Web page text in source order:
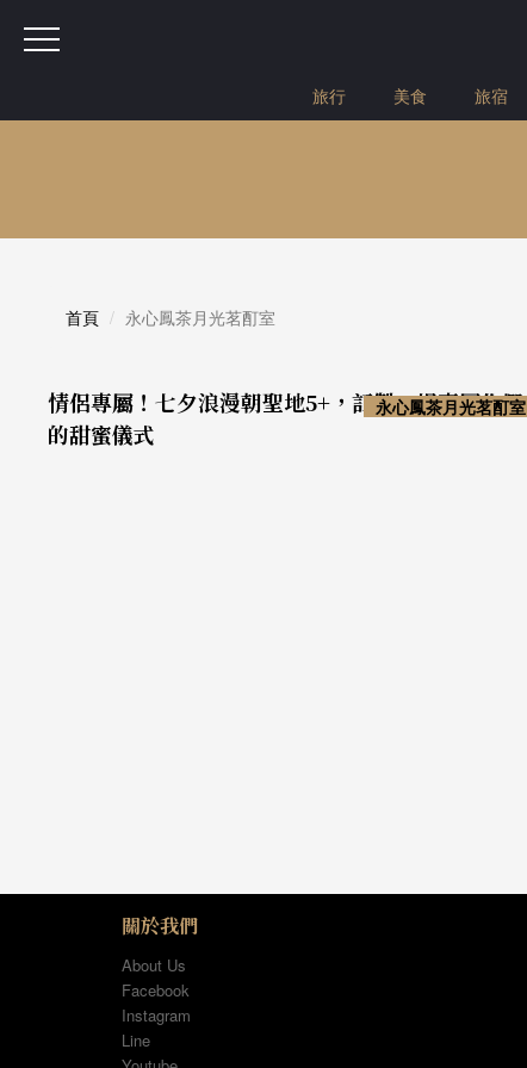
旅行 美食 旅宿
首頁 永心鳳茶月光茗酊室
情侶專屬！七夕浪漫朝聖地5+，訂製一場專屬你們
的甜蜜儀式
永心鳳茶月光茗酊室
關於我們
About Us
Facebook
Instagram
Line